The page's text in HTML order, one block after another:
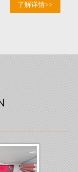
了解详情>>